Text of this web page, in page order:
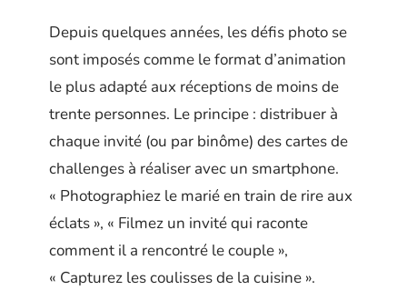
Depuis quelques années, les défis photo se
sont imposés comme le format d’animation
le plus adapté aux réceptions de moins de
trente personnes. Le principe : distribuer à
chaque invité (ou par binôme) des cartes de
challenges à réaliser avec un smartphone.
« Photographiez le marié en train de rire aux
éclats », « Filmez un invité qui raconte
comment il a rencontré le couple »,
« Capturez les coulisses de la cuisine ».